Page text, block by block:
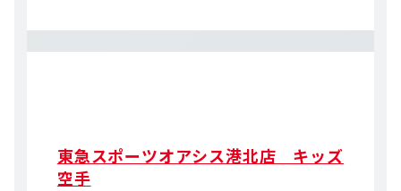
東急スポーツオアシス港北店 キッズ
空手